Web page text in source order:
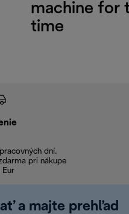
machine for
time
dní.
pri nákupe
Eur
a majte prehľad